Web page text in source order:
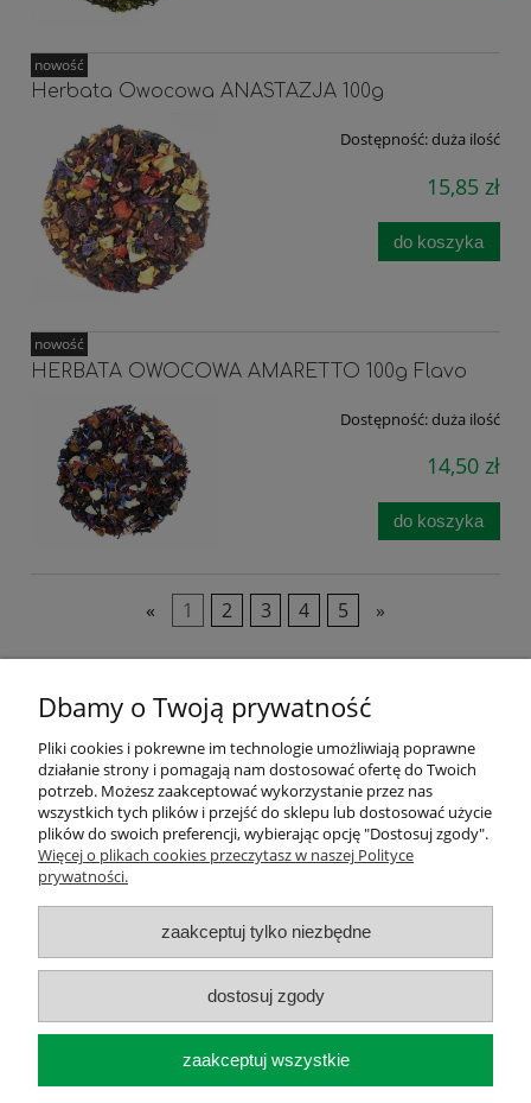
Herbata Owocowa ANASTAZJA 100g
Dostępność:duża ilość
15,85 zł
do koszyka
nowość
HERBATA OWOCOWA AMARETTO 100g Flavo
Dostępność:duża ilość
14,50 zł
do koszyka
nowość
« 1 2 3 4 5 »
Pomoc
Moje konto
Płatności i dostawa
O nas
pokaż pełną wersję strony
Sklep internetowy Shoper.pl
Dbamy o Twoją prywatność
Pliki cookies i pokrewne im technologie umożliwiają poprawne
działanie strony i pomagają nam dostosować ofertę do Twoich
potrzeb. Możesz zaakceptować wykorzystanie przez nas
wszystkich tych plików i przejść do sklepu lub dostosować użycie
plików do swoich preferencji, wybierając opcję "Dostosuj zgody".
Więcej o plikach cookies przeczytasz w naszej Polityce
prywatności.
zaakceptuj tylko niezbędne
dostosuj zgody
zaakceptuj wszystkie